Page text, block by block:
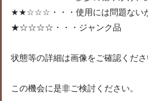
★★☆☆☆・・・使用には問題ない
★☆☆☆☆・・・ジャンク品
状態等の詳細は画像をご確認くださ
この機会に是非ご検討ください。